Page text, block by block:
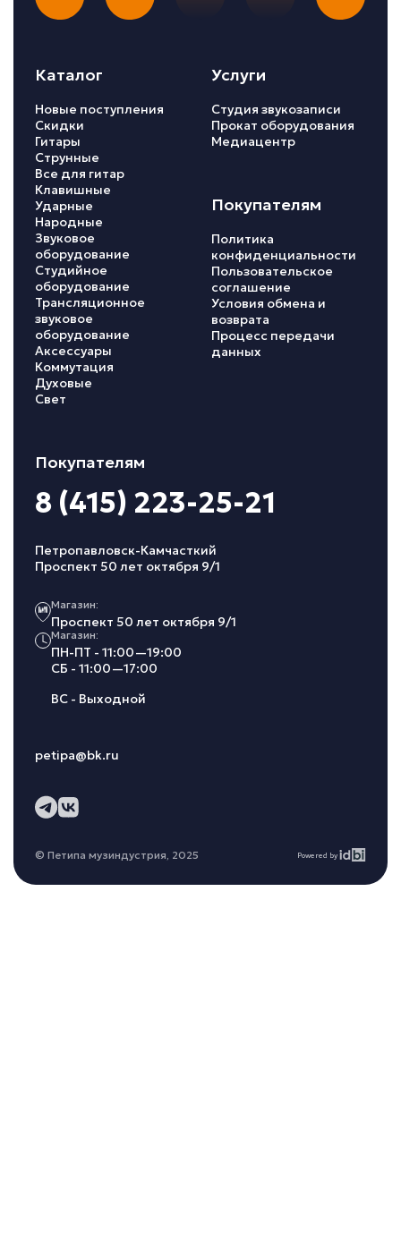
Каталог
Новые поступления
Скидки
Гитары
Струнные
Все для гитар
Клавишные
Ударные
Народные
Звуковое
оборудование
Студийное
оборудование
Трансляционное
звуковое
оборудование
Аксессуары
Коммутация
Духовые
Свет
Услуги
Студия звукозаписи
Прокат оборудования
Медиацентр
Покупателям
Политика
конфиденциальности
Пользовательское
соглашение
Условия обмена и
возврата
Процесс передачи
данных
Покупателям
8 (415) 223-25-21
Петропавловск-Камчасткий
Проспект 50 лет октября 9/1
Магазин:
Проспект 50 лет октября 9/1
Магазин:
ПН-ПТ - 11:00—19:00
СБ - 11:00—17:00
ВС - Выходной
petipa@bk.ru
© Петипа музиндустрия, 2025 Powered by